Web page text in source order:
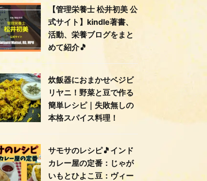
【管理栄養士 松井初美 公
式サイト】kindle著書、
活動、栄養ブログをまと
めて紹介🎵
炊飯器におまかせベジビ
リヤニ！野菜と豆で作る
簡単レシピ｜失敗無しの
本格スパイス料理！
サモサのレシピ🎵インド
カレー屋の定番：じゃが
いもとひよこ豆：ヴィー